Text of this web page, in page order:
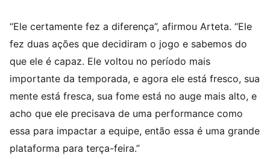
“Ele certamente fez a diferença”, afirmou Arteta. “Ele
fez duas ações que decidiram o jogo e sabemos do
que ele é capaz. Ele voltou no período mais
importante da temporada, e agora ele está fresco, sua
mente está fresca, sua fome está no auge mais alto, e
acho que ele precisava de uma performance como
essa para impactar a equipe, então essa é uma grande
plataforma para terça-feira.”